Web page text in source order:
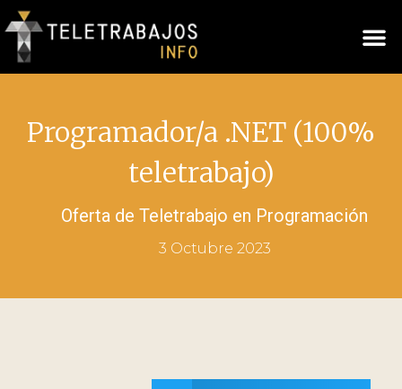
Programador/a .NET (100%
teletrabajo)
Oferta de Teletrabajo en Programación
3 Octubre 2023